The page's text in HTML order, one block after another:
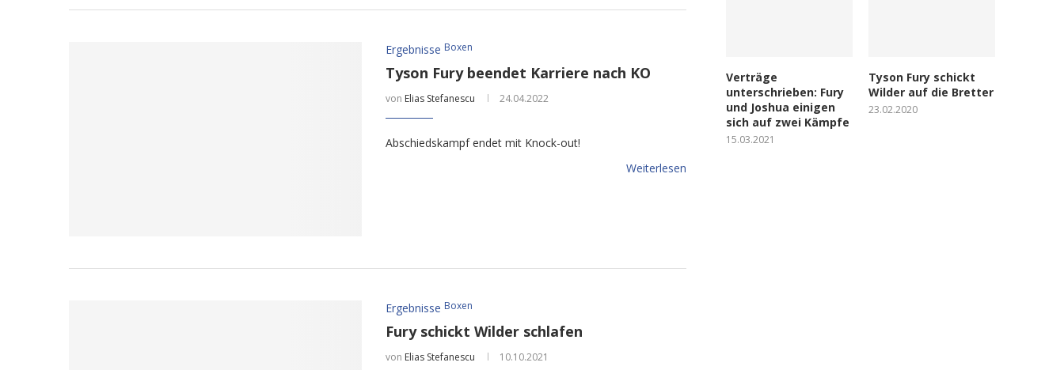
Ergebnisse Boxen
Tyson Fury beendet Karriere nach KO
von Elias Stefanescu 24.04.2022
Abschiedskampf endet mit Knock-out!
Weiterlesen
Ergebnisse Boxen
Fury schickt Wilder schlafen
von Elias Stefanescu 10.10.2021
Verträge
unterschrieben: Fury
und Joshua einigen
sich auf zwei Kämpfe
15.03.2021
Tyson Fury schickt
Wilder auf die Bretter
23.02.2020